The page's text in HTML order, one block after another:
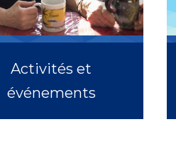
Activités et
événements